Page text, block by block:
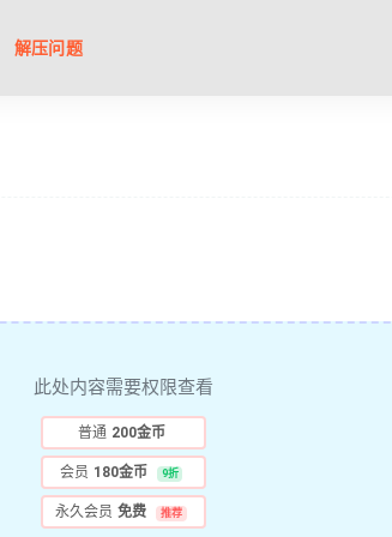
解压问题
此处内容需要权限查看
普通 200金币
会员 180金币 9折
永久会员 免费 推荐